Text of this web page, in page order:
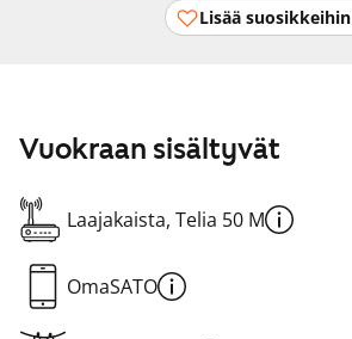
Lisää suosikkeihin
Vuokraan sisältyvät
Laajakaista, Telia 50 M
OmaSATO